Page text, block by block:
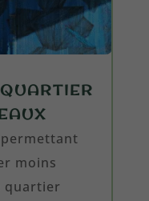
moins
quartier